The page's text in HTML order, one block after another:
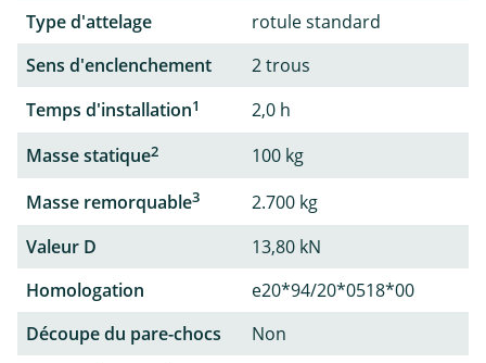
Type d'attelage
rotule standard
Sens d'enclenchement
2 trous
Temps d'installation1
2,0 h
Masse statique2
100 kg
Masse remorquable3
2.700 kg
Valeur D
13,80 kN
Homologation
e20*94/20*0518*00
Découpe du pare-chocs
Non